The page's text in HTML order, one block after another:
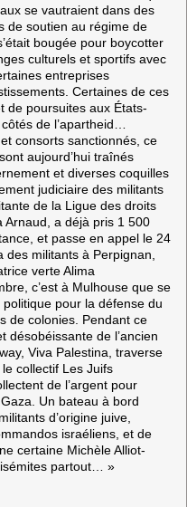
se vautraient dans des
de soutien au régime de
bougée pour boycotter
culturels et sportifs avec
entreprises
Certaines de ces
de poursuites aux États-
de l’apartheid…
consorts sanctionnés, ce
aujourd’hui traînés
et diverses coquilles
judiciaire des militants
de la Ligue des droits
Arnaud, a déjà pris 1 500
et passe en appel le 24
militants à Perpignan,
verte Alima
c’est à Mulhouse que se
pour la défense du
de colonies. Pendant ce
désobéissante de l’ancien
Viva Palestina, traverse
collectif Les Juifs
de l’argent pour
Un bateau à bord
d’origine juive,
israéliens, et de
certaine Michèle Alliot-
partout… »